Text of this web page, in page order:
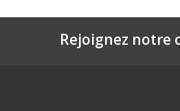
Rejoignez notre